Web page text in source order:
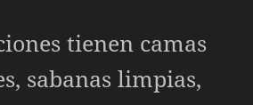
tienen camas
sabanas limpias,